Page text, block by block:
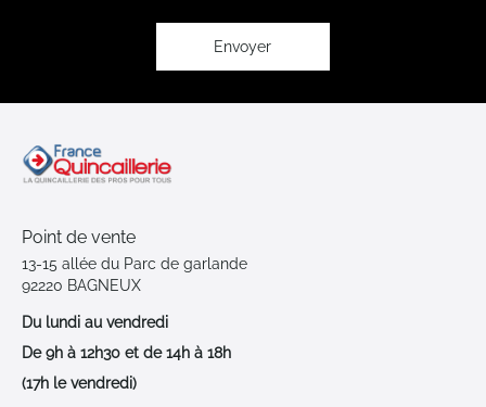
Envoyer
Point de vente
13-15 allée du Parc de garlande
92220 BAGNEUX
Du lundi au vendredi
De 9h à 12h30 et de 14h à 18h
(17h le vendredi)